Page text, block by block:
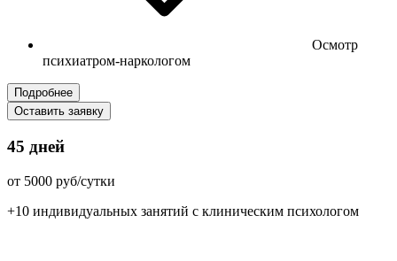
Осмотр
психиатром-наркологом
Подробнее
Оставить заявку
45 дней
от 5000 руб/сутки
+10 индивидуальных занятий с клиническим психологом